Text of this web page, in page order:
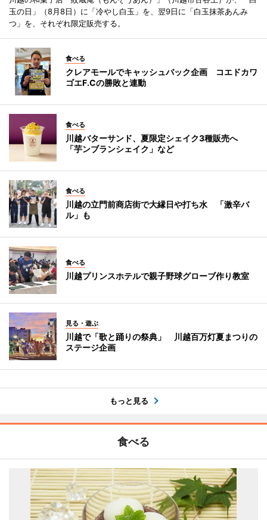
玉の日」（8月8日）に「冷やし白玉」を、翌9日に「白玉抹茶あんみ
つ」を、それぞれ限定販売する。
食べる
クレアモールでキャッシュバック企画 コエドカワ
ゴエF.Cの勝敗と連動
食べる
川越バターサンド、夏限定シェイク3種販売へ
「芋ンブランシェイク」など
食べる
川越の立門前商店街で大縁日や打ち水 「激辛バ
ル」も
食べる
川越プリンスホテルで親子野球グローブ作り教室
見る・遊ぶ
川越で「歌と踊りの祭典」 川越百万灯夏まつりの
ステージ企画
もっと見る
食べる